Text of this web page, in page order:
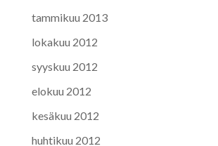
tammikuu 2013
lokakuu 2012
syyskuu 2012
elokuu 2012
kesäkuu 2012
huhtikuu 2012